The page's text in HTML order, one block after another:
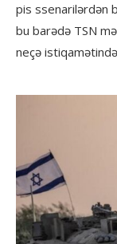
pis ssenarilərdən
bu barədə TSN
neçə